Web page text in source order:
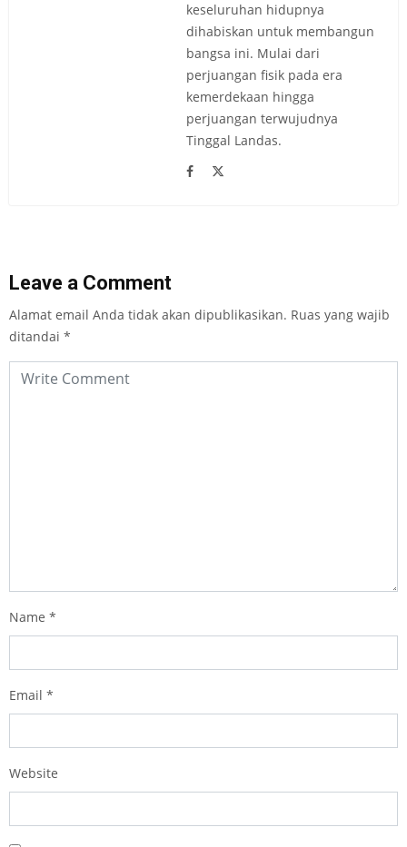
keseluruhan hidupnya
dihabiskan untuk membangun
bangsa ini. Mulai dari
perjuangan fisik pada era
kemerdekaan hingga
perjuangan terwujudnya
Tinggal Landas.
Leave a Comment
Alamat email Anda tidak akan dipublikasikan. Ruas yang wajib
ditandai *
Name *
Email *
Website